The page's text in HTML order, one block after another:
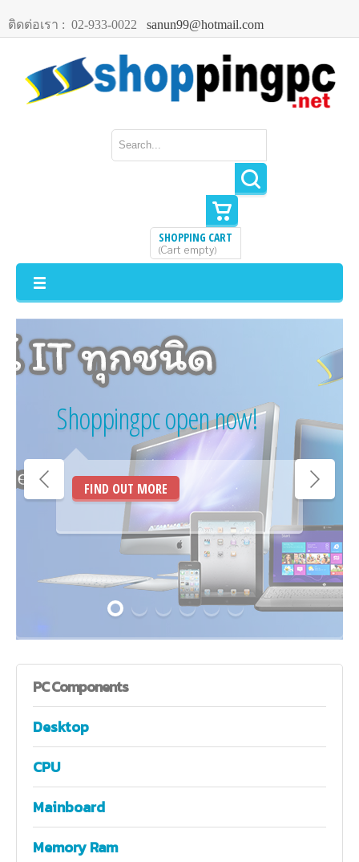
ติดต่อเรา : 02-933-0022 sanun99@hotmail.com
SHOPPING CART
(Cart empty)
Shoppingpc open now!
FIND OUT MORE
PCComponents
Desktop
CPU
Mainboard
Memory Ram